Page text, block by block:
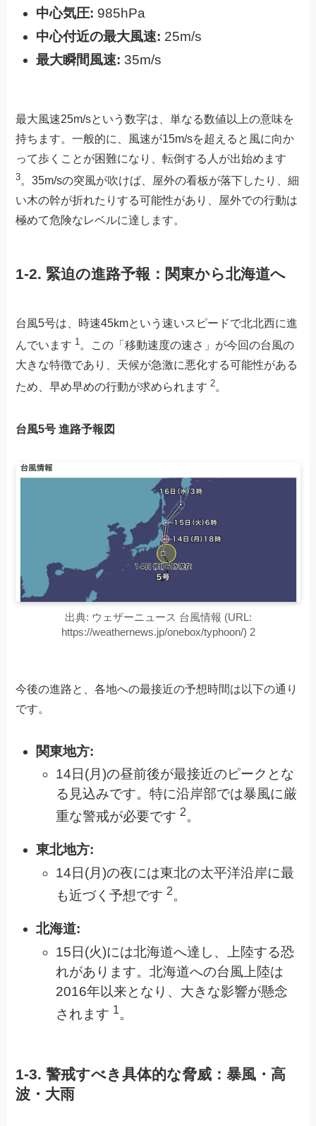
中心気圧: 985hPa
中心付近の最大風速: 25m/s
最大瞬間風速: 35m/s
最大風速25m/sという数字は、単なる数値以上の意味を
持ちます。一般的に、風速が15m/sを超えると風に向か
って歩くことが困難になり、転倒する人が出始めます
3。35m/sの突風が吹けば、屋外の看板が落下したり、細
い木の幹が折れたりする可能性があり、屋外での行動は
極めて危険なレベルに達します。
1-2. 緊迫の進路予報：関東から北海道へ
台風5号は、時速45kmという速いスピードで北北西に進
んでいます 1 。この「移動速度の速さ」が今回の台風の
大きな特徴であり、天候が急激に悪化する可能性がある
ため、早め早めの行動が求められます2。
台風5号 進路予報図
出典: ウェザーニュース 台風情報 (URL:
https://weathernews.jp/onebox/typhoon/) 2
今後の進路と、各地への最接近の予想時間は以下の通り
です。
関東地方:
14日(月)の昼前後が最接近のピークとな
る見込みです。特に沿岸部では暴風に厳
重な警戒が必要です 2。
東北地方:
14日(月)の夜には東北の太平洋沿岸に最
も近づく予想です 2。
北海道:
15日(火)には北海道へ達し、上陸する恐
れがあります。北海道への台風上陸は
2016年以来となり、大きな影響が懸念
されます 1。
1-3. 警戒すべき具体的な脅威：暴風・高
波・大雨